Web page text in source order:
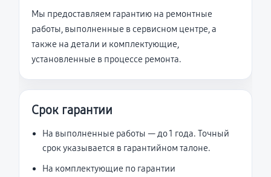
Мы предоставляем гарантию на ремонтные
работы, выполненные в сервисном центре, а
также на детали и комплектующие,
установленные в процессе ремонта.
Срок гарантии
На выполненные работы — до 1 года. Точный
срок указывается в гарантийном талоне.
На комплектующие по гарантии